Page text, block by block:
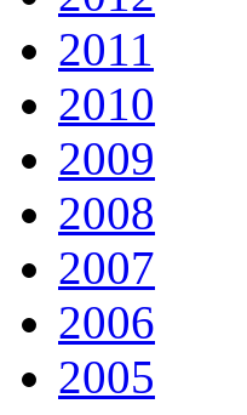
2011
2010
2009
2008
2007
2006
2005